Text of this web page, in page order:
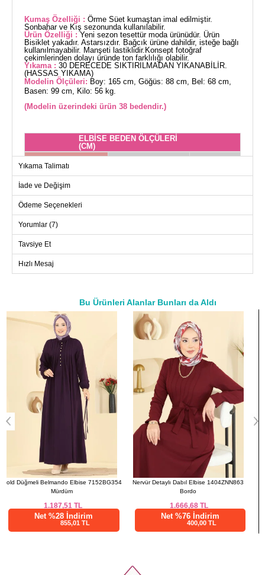
Kumaş Özelliği : Örme Süet kumaştan imal edilmiştir.
Sonbahar ve Kış sezonunda kullanılabilir.
Ürün Özelliği : Yeni sezon tesettür moda ürünüdür. Ürün
Bisiklet yakadır. Astarsızdır. Bağcık ürüne dahildir, isteğe bağlı
kullanılmayabilir. Manşeti lastiklidir.Konsept fotoğraf
çekimlerinden dolayı üründe ton farklılığı olabilir.
Yıkama : 30 DERECEDE SIKTIRILMADAN YIKANABİLİR.
(HASSAS YIKAMA)
Modelin Ölçüleri: Boy: 165 cm, Göğüs: 88 cm, Bel: 68 cm,
Basen: 99 cm, Kilo: 56 kg.
(Modelin üzerindeki ürün 38 bedendir.)
ELBİSE BEDEN ÖLÇÜLERİ
(CM)
38
98
136
40
42
46
116
136
48
118
136
Yıkama Talimatı
İade ve Değişim
Ödeme Seçenekleri
Yorumlar (7)
Tavsiye Et
Hızlı Mesaj
Bu Ürünleri Alanlar Bunları da Aldı
a>
Nervür Detaylı Dabıl Elbise 1404ZNN863
Bordo
1.666,68TL
Net %76 İndirim
400,00 TL
Etnik Desen Tesettür Elbise 4128PM271
Desen 2 Siyah
510,00TL
Net %28 İndirim
367,20 TL